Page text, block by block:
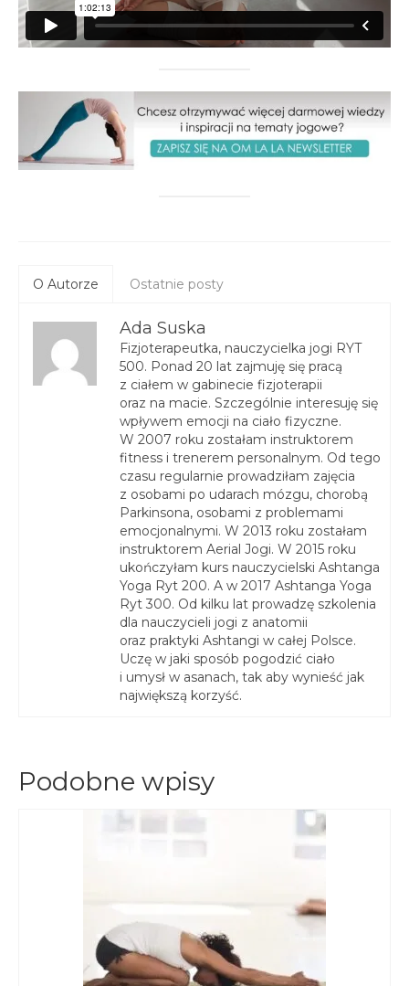
O Autorze Ostatnie posty
Ada Suska
Fizjoterapeutka, nauczycielka jogi RYT
500. Ponad 20 lat zajmuję się pracą
z ciałem w gabinecie fizjoterapii
oraz na macie. Szczególnie interesuję się
wpływem emocji na ciało fizyczne.
W 2007 roku zostałam instruktorem
fitness i trenerem personalnym. Od tego
czasu regularnie prowadziłam zajęcia
z osobami po udarach mózgu, chorobą
Parkinsona, osobami z problemami
emocjonalnymi. W 2013 roku zostałam
instruktorem Aerial Jogi. W 2015 roku
ukończyłam kurs nauczycielski Ashtanga
Yoga Ryt 200. A w 2017 Ashtanga Yoga
Ryt 300. Od kilku lat prowadzę szkolenia
dla nauczycieli jogi z anatomii
oraz praktyki Ashtangi w całej Polsce.
Uczę w jaki sposób pogodzić ciało
i umysł w asanach, tak aby wynieść jak
największą korzyść.
Podobne wpisy